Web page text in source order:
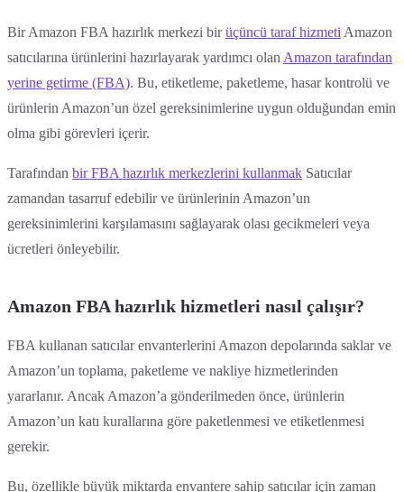
Bir Amazon FBA hazırlık merkezi birüçüncü taraf hizmeti Amazon
satıcılarına ürünlerini hazırlayarak yardımcı olan Amazon tarafından
yerine getirme (FBA). Bu, etiketleme, paketleme, hasar kontrolü ve
ürünlerin Amazon’un özel gereksinimlerine uygun olduğundan emin
olma gibi görevleri içerir.
Tarafından bir FBA hazırlık merkezlerini kullanmak Satıcılar
zamandan tasarruf edebilir ve ürünlerinin Amazon’un
gereksinimlerini karşılamasını sağlayarak olası gecikmeleri veya
ücretleri önleyebilir.
Amazon FBA hazırlık hizmetleri nasıl çalışır?
FBA kullanan satıcılar envanterlerini Amazon depolarında saklar ve
Amazon’un toplama, paketleme ve nakliye hizmetlerinden
yararlanır. Ancak Amazon’a gönderilmeden önce, ürünlerin
Amazon’un katı kurallarına göre paketlenmesi ve etiketlenmesi
gerekir.
Bu, özellikle büyük miktarda envantere sahip satıcılar için zaman